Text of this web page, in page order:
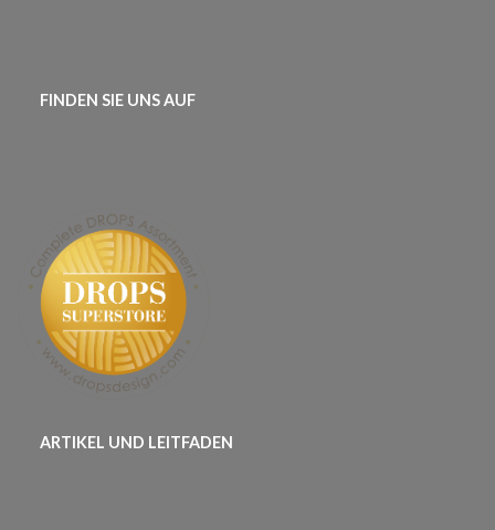
FINDEN SIE UNS AUF
ARTIKEL UND LEITFADEN